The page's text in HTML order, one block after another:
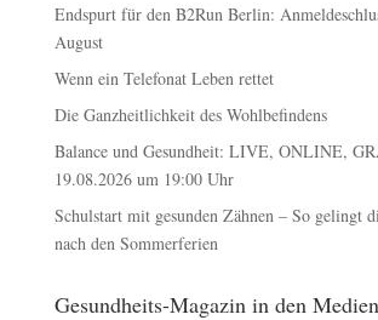
Endspurt für den B2Run Berlin:
August
Wenn ein Telefonat Leben rettet
Die Ganzheitlichkeit des Wohlbefindens
Balance und Gesundheit: LIVE, ONLINE,
19.08.2026 um 19:00 Uhr
Schulstart mit gesunden Zähnen – So gelingt
nach den Sommerferien
Gesundheits-Magazin in den Medien